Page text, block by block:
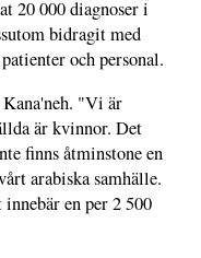
20 000 diagnoser i
bidragit med
och personal.
"Vi är
är kvinnor. Det
finns åtminstone en
arabiska samhälle.
en per 2 500